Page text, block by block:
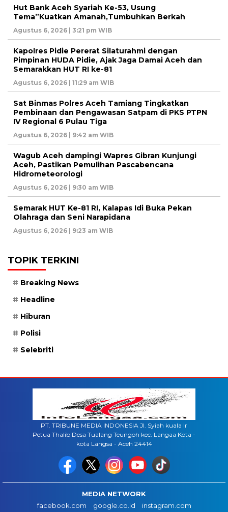
Hut Bank Aceh Syariah Ke-53, Usung
Tema”Kuatkan Amanah,Tumbuhkan Berkah
Agustus 6, 2026 | 3:21 pm WIB
Kapolres Pidie Pererat Silaturahmi dengan
Pimpinan HUDA Pidie, Ajak Jaga Damai Aceh dan
Semarakkan HUT RI ke-81
Agustus 6, 2026 | 11:29 am WIB
Sat Binmas Polres Aceh Tamiang Tingkatkan
Pembinaan dan Pengawasan Satpam di PKS PTPN
IV Regional 6 Pulau Tiga
Agustus 6, 2026 | 9:42 am WIB
Wagub Aceh dampingi Wapres Gibran Kunjungi
Aceh, Pastikan Pemulihan Pascabencana
Hidrometeorologi
Agustus 6, 2026 | 9:30 am WIB
Semarak HUT Ke-81 RI, Kalapas Idi Buka Pekan
Olahraga dan Seni Narapidana
Agustus 6, 2026 | 9:23 am WIB
TOPIK TERKINI
Breaking News
Headline
Hiburan
Polisi
Selebriti
PT. TRIBUNE MEDIA INDONESIA Jl. Syiah kuala lr
Petua Thalib Desa Tualang Teungoh kec. Langaa Kota -
kota Langsa - Aceh 24414
MEDIA NETWORK
facebook.com
google.co.id instagram.com